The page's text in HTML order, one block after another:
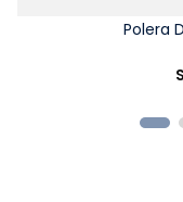
Polera